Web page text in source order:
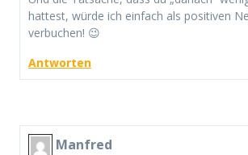
hattest, würde ich einfach als positiven
verbuchen! 😉
Antworten
Manfred